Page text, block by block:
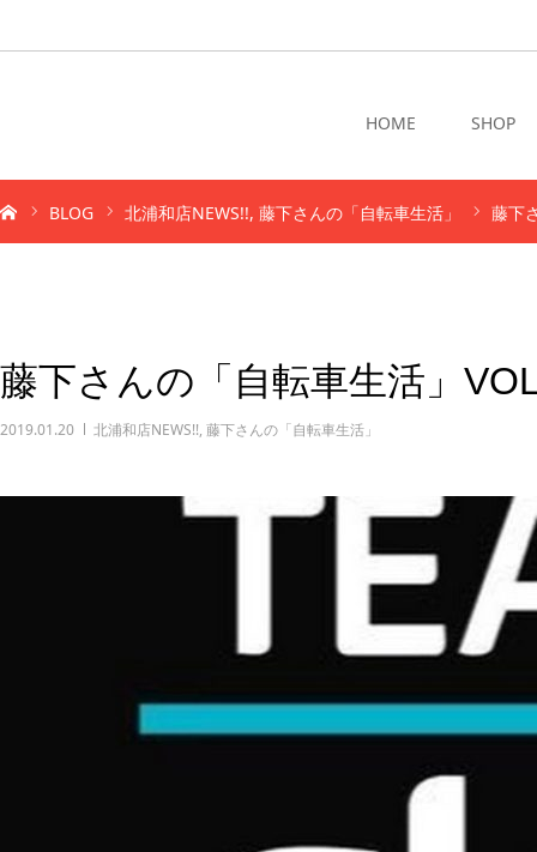
HOME SHOP
BLOG 北浦和店NEWS!! 藤下さんの「自転車生活」 藤下
藤下さんの「自転車生活」
2019.01.20 北浦和店NEWS!!, 藤下さんの「自転車生活」